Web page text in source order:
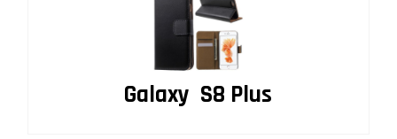
Galaxy S8 Plus